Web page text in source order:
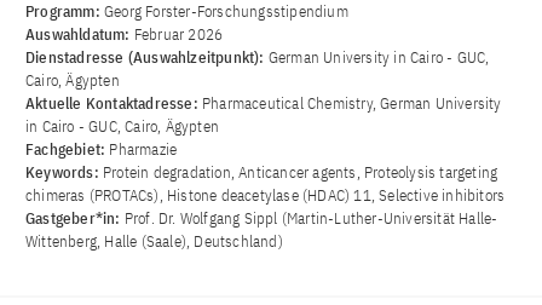
Programm: Georg Forster-Forschungsstipendium
Auswahldatum: Februar 2026
Dienstadresse (Auswahlzeitpunkt): German University in Cairo - GUC,
Cairo, Ägypten
Aktuelle Kontaktadresse: Pharmaceutical Chemistry, German University
in Cairo - GUC, Cairo, Ägypten
Fachgebiet: Pharmazie
Keywords: Protein degradation, Anticancer agents, Proteolysis targeting
chimeras (PROTACs), Histone deacetylase (HDAC) 11, Selective inhibitors
Gastgeber*in: Prof. Dr. Wolfgang Sippl (Martin-Luther-Universität Halle-
Wittenberg, Halle (Saale), Deutschland)